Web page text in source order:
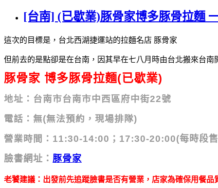
[台南] (已歇業)豚骨家博多豚骨拉麵
這次的目標是，台北西湖捷運站的拉麵名店 豚骨家
但前去的是點卻是在台南，因其早在七八月時由台北搬來台南
豚骨家 博多豚骨拉麵(已歇業)
地址：台南市台南市中西區府中街22號
電話：無(無法預約，現場排隊)
營業時間：11:30-14:00；17:30-20:00(每時段
臉書網址： 豚骨家
老饕建議：出發前先追蹤臉書是否有營業，店家為確保用餐品